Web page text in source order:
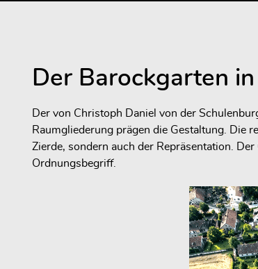
Der Barockgarten
Der von Christoph Daniel von der
Raumgliederung prägen die Gestaltung. Die
Zierde, sondern auch der Repräsentation.
Ordnungsbegriff.